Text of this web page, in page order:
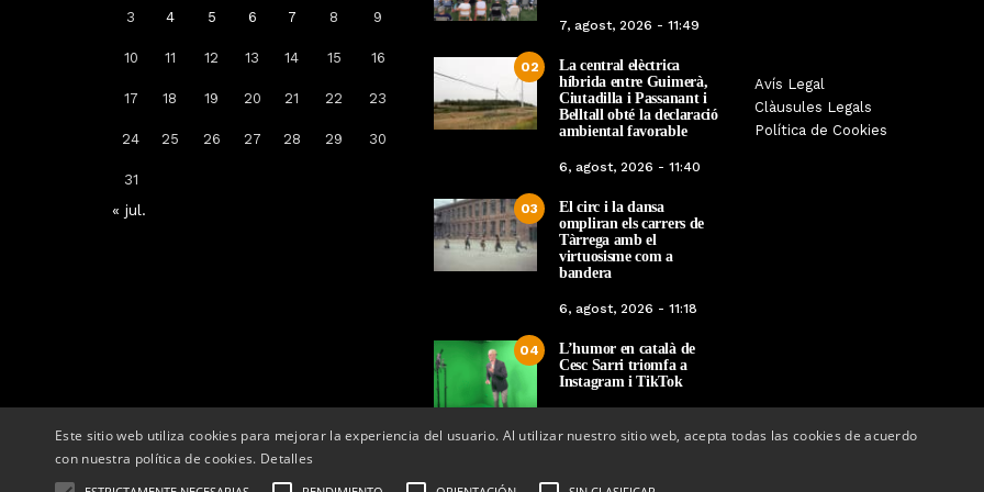
3 4 5 6 7 8 9
10 11 12 13 14 15 16
17 18 19 20 21 22 23
24 25 26 27 28 29 30
31
« jul.
7, agost, 2026 - 11:49
02
La central elèctrica
híbrida entre Guimerà,
Ciutadilla i Passanant i
Belltall obté la declaració
ambiental favorable
6, agost, 2026 - 11:40
03
El circ i la dansa
ompliran els carrers de
Tàrrega amb el
virtuosisme com a
bandera
6, agost, 2026 - 11:18
04
L’humor en català de
Cesc Sarri triomfa a
Instagram i TikTok
Avís Legal
Clàusules Legals
Política de Cookies
Arrenca la campanya de
vacunació: a qui li toca la de la
grip, COVID-19 o totes dues
14, octubre, 2025 - 08:04
Tàrrega farà bategar la història
amb l’estrena de “Lo Pedrafoc”,
la nova bèstia festiva de
12, maig, 2026 - 09:29
Tàrrega edita un
història dels gegants
en el marc de la
Este sitio web utiliza cookies para mejorar la experiencia del usuario. Al utilizar nuestro sitio web, acepta todas las cookies de acuerdo
con nuestra política de cookies. Detalles